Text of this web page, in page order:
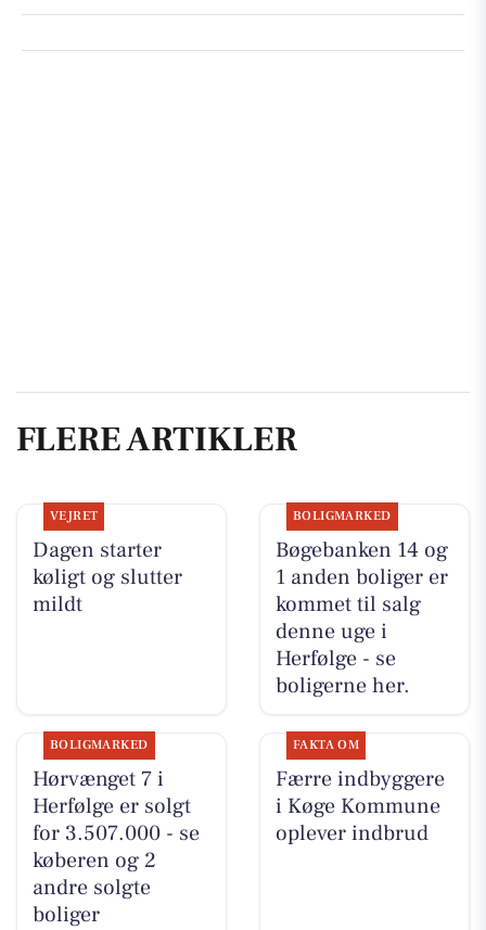
FLERE ARTIKLER
VEJRET
Dagen starter
køligt og slutter
mildt
BOLIGMARKED
Bøgebanken 14 og
1 anden boliger er
kommet til salg
denne uge i
Herfølge - se
boligerne her.
BOLIGMARKED
Hørvænget 7 i
Herfølge er solgt
for 3.507.000 - se
køberen og 2
andre solgte
boliger
FAKTA OM
Færre indbyggere
i Køge Kommune
oplever indbrud